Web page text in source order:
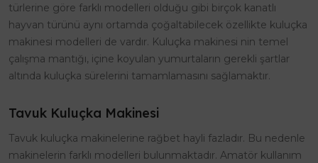
türlerine göre farklı modelleri olduğu gibi birçok kanatlı
hayvan türünü aynı ortamda çoğaltabilecek özellikte kuluçka
makinesi modelleri de vardır. Kuluçka makinesi nin temel
çalışma mantığı, içine koyulan yumurtaların gerekli şartlar
altında kuluçka sürelerini tamamlamasını sağlamaktır.
Tavuk Kuluçka Makinesi
Tavuk kuluçka makinelerine rağbet hayli fazladır. Bu nedenle
makinelerin farklı modelleri bulunmaktadır. Amatör kullanım